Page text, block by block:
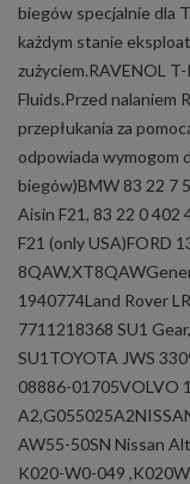
biegów specjalnie dla
każdym stanie
zużyciem.RAVENOL
Fluids.Przed nalaniem
przepłukania za
odpowiada wymogom
biegów)BMW 83 22 7
Aisin F21, 83 22 0
F21 (only USA)FORD
1940774Land Rover
7711218368 SU1
SU1TOYOTA JWS
08886-01705VOLVO
AW55-50SN Nissan
K020-W0-049